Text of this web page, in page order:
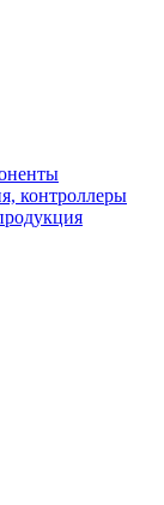
контроллеры